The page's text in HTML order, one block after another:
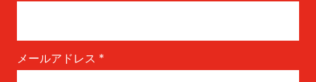
メールアドレス *